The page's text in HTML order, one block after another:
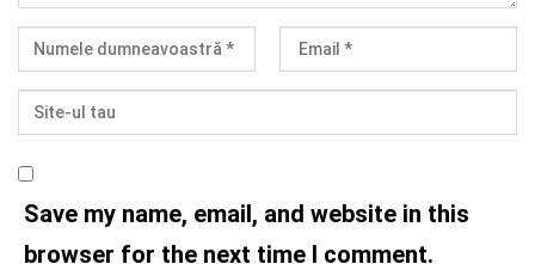
Save my name, email, and website in this
browser for the next time I comment.